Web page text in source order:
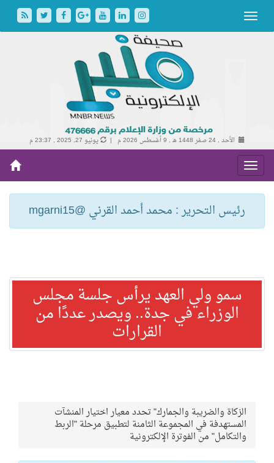
الأحد , 24 صفر 1448 هـ , 9 أغسطس 2026 م | يونيو 27, 2025 , 23:37 م
رئيس التحرير : محمد أحمد القرني @mgarni15
سمو ولي العهد يرأس جلسة مجلس
الوزراء في جدة.. ويصدر عددًا من
القرارات
الزكاة والضريبة والجمارك" تحدد معيار اختيار المنشآت
المستهدفة في المجموعة الثامنة لتطبيق مرحلة "الربط
والتكامل" من الفوترة الإلكترونية